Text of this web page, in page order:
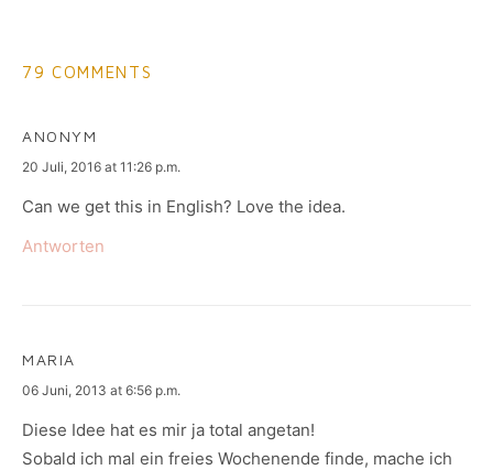
79 COMMENTS
ANONYM
says:
20 Juli, 2016 at 11:26 p.m.
Can we get this in English? Love the idea.
Antworten
MARIA
says:
06 Juni, 2013 at 6:56 p.m.
Diese Idee hat es mir ja total angetan!
Sobald ich mal ein freies Wochenende finde, mache ich